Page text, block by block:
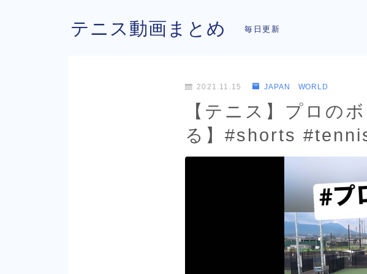
テニス動画まとめ 毎日更新
2021.11.15 JAPAN WORLD
【テニス】プロの
る】#shorts